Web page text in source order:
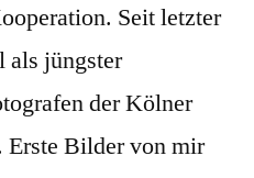
Seit letzter
jüngster
der Kölner
Erste Bilder von mir